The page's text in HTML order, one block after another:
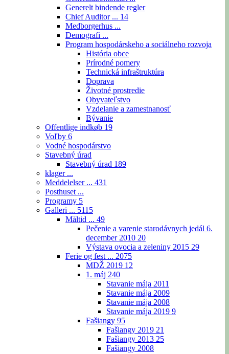
Generelt bindende regler
Chief Auditor ... 14
Medborgerhus ...
Demografi ...
Program hospodárskeho a sociálneho rozvoja
História obce
Prírodné pomery
Technická infraštruktúra
Doprava
Životné prostredie
Obyvateľstvo
Vzdelanie a zamestnanosť
Bývanie
Offentlige indkøb 19
Voľby 6
Vodné hospodárstvo
Stavebný úrad
Stavebný úrad 189
klager ...
Meddelelser ... 431
Posthuset ...
Programy 5
Galleri ... 5115
Måltid ... 49
Pečenie a varenie starodávnych jedál 6.
december 2010 20
Výstava ovocia a zeleniny 2015 29
Ferie og fest ... 2075
MDŽ 2019 12
1. máj 240
Stavanie mája 2011
Stavanie mája 2009
Stavanie mája 2008
Stavanie mája 2019 9
Fašiangy 95
Fašiangy 2019 21
Fašiangy 2013 25
Fašiangy 2008